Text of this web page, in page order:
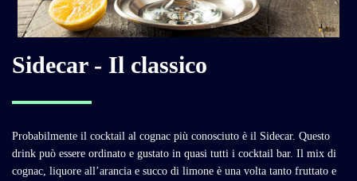
Sidecar - Il classico
Probabilmente il cocktail al cognac più conosciuto è il Sidecar. Questo
drink può essere ordinato e gustato in quasi tutti i cocktail bar. Il mix di
cognac, liquore all’arancia e succo di limone è una volta tanto fruttato e